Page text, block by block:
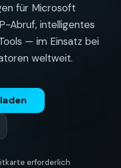
für Microsoft
Abruf, intelligentes
— im Einsatz bei
weltweit.
erforderlich